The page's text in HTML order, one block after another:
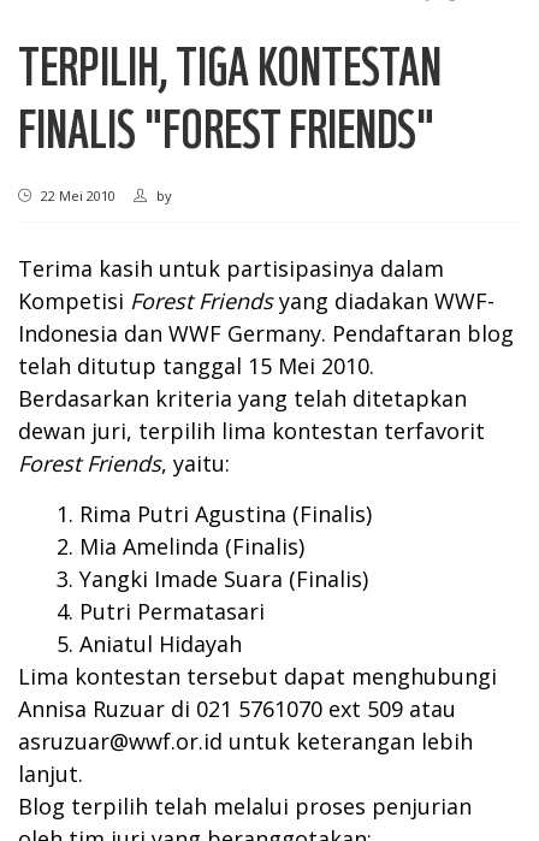
TERPILIH, TIGA KONTESTAN
FINALIS "FOREST FRIENDS"
22 Mei 2010 by
Terima kasih untuk partisipasinya dalam
Kompetisi Forest Friendsyang diadakan WWF-
Indonesia dan WWF Germany. Pendaftaran blog
telah ditutup tanggal 15 Mei 2010.
Berdasarkan kriteria yang telah ditetapkan
dewan juri, terpilih lima kontestan terfavorit
Forest Friends, yaitu:
Rima Putri Agustina (Finalis)
Mia Amelinda (Finalis)
Yangki Imade Suara (Finalis)
Putri Permatasari
Aniatul Hidayah
Lima kontestan tersebut dapat menghubungi
Annisa Ruzuar di 021 5761070 ext 509 atau
asruzuar@wwf.or.id untuk keterangan lebih
lanjut.
Blog terpilih telah melalui proses penjurian